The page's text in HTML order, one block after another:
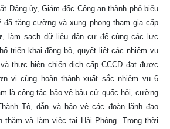
Đảng ủy, Giám đốc Công an thành phố biểu
tăng cường và xung phong tham gia cấp
làm sạch dữ liệu dân cư để cùng các lực
triển khai đồng bộ, quyết liệt các nhiệm vụ
thực hiện chiến dịch cấp CCCD đạt được
vị cũng hoàn thành xuất sắc nhiệm vụ 6
là công tác bảo vệ bầu cử quốc hội, cưỡng
Tô, dẫn và bảo vệ các đoàn lãnh đạo
thăm và làm việc tại Hải Phòng. Trong thời